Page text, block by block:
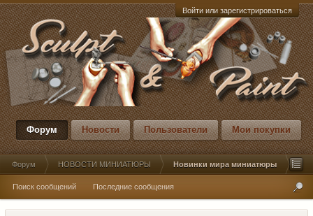
Войти или зарегистрироваться
Форум Новости Пользователи Мои покупки
Форум НОВОСТИ МИНИАТЮРЫ Новинки мира миниатюры
Поиск сообщений Последние сообщения